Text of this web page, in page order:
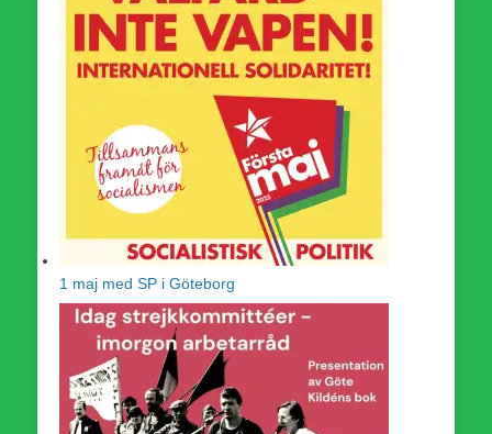
1 maj med SP i Göteborg